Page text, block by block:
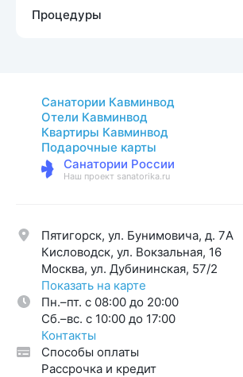
Процедуры
Санатории Кавминвод
Отели Кавминвод
Квартиры Кавминвод
Подарочные карты
Санатории России
Наш проект sanatorika.ru
Пятигорск, ул. Бунимовича, д. 7A
Кисловодск, ул. Вокзальная, 16
Москва, ул. Дубининская, 57/2
Показать на карте
Пн.–пт. с 08:00 до 20:00
Cб.–вс. с 10:00 до 17:00
Контакты
Способы оплаты
Рассрочка и кредит